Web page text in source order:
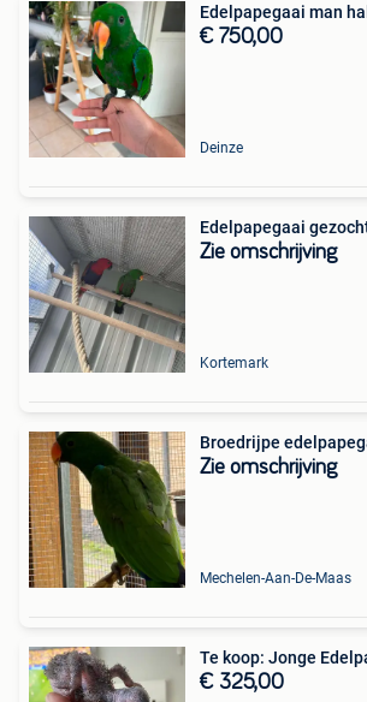
Edelpapegaai man
€ 750,00
Deinze
Edelpapegaai
Zie omschrijving
Kortemark
Broedrijpe
Zie omschrijving
Mechelen-Aan-De-Maas
Te koop: Jonge
€ 325,00